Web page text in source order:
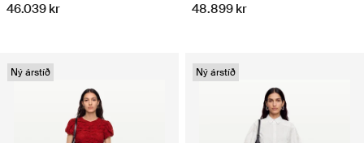
46.039 kr 48.899 kr
Ný árstíð Ný árstíð